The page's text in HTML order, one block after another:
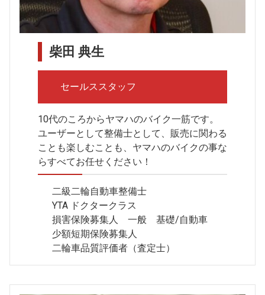
柴田 典生
セールススタッフ
10代のころからヤマハのバイク一筋です。
ユーザーとして整備士として、販売に関わる
ことも楽しむことも、ヤマハのバイクの事な
らすべてお任せください！
二級二輪自動車整備士
YTA ドクタークラス
損害保険募集人 一般 基礎/自動車
少額短期保険募集人
二輪車品質評価者（査定士）